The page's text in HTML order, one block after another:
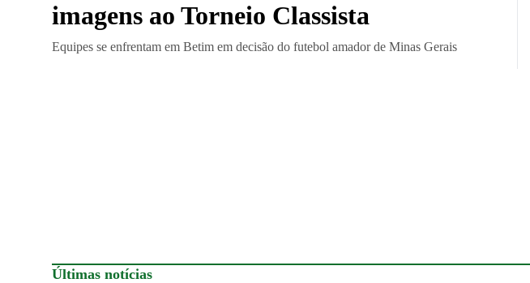
imagens ao Torneio Classista
Equipes se enfrentam em Betim em decisão do futebol amador de Minas Gerais
Últimas notícias